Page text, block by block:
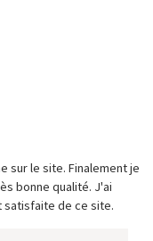
sur le site. Finalement je
bonne qualité. J'ai
satisfaite de ce site.